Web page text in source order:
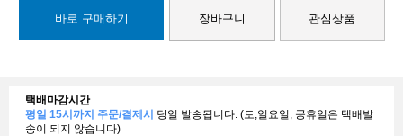
바로 구매하기 장바구니 관심상품
택배마감시간
평일 15시까지 주문/결제시 당일 발송됩니다. (토,일요일, 공휴일은 택배발
송이 되지 않습니다)